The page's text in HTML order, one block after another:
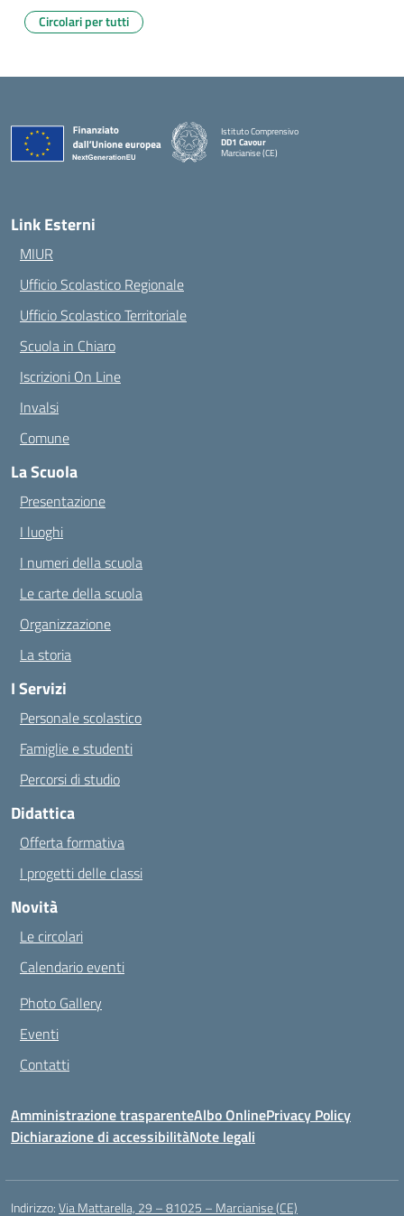
Circolari per tutti
Istituto Comprensivo
DD1 Cavour
Marcianise (CE)
Link Esterni
MIUR
Ufficio Scolastico Regionale
Ufficio Scolastico Territoriale
Scuola in Chiaro
Iscrizioni On Line
Invalsi
Comune
La Scuola
Presentazione
I luoghi
I numeri della scuola
Le carte della scuola
Organizzazione
La storia
I Servizi
Personale scolastico
Famiglie e studenti
Percorsi di studio
Didattica
Offerta formativa
I progetti delle classi
Novità
Le circolari
Calendario eventi
Photo Gallery
Eventi
Contatti
Amministrazione trasparenteAlbo OnlinePrivacy Policy
Dichiarazione di accessibilitàNote legali
Indirizzo:Via Mattarella, 29 – 81025 – Marcianise (CE)